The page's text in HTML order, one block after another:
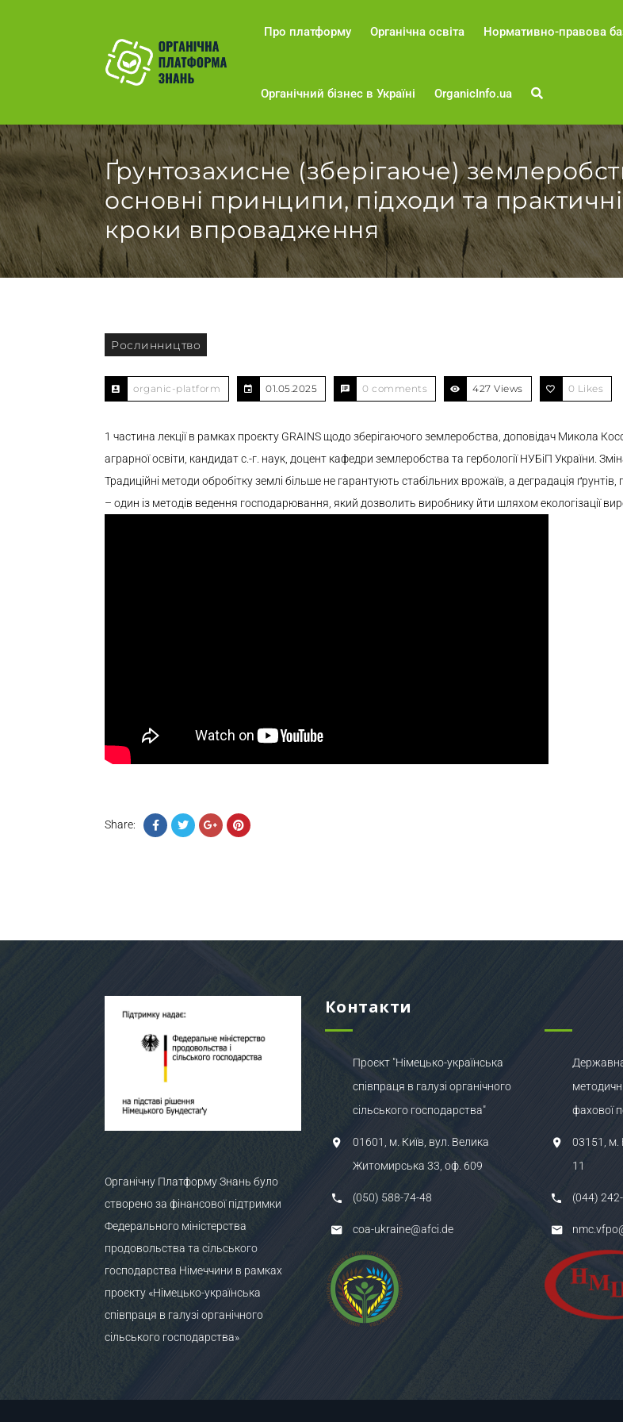
Про платформу Органічна освіта Нормативно-правова
Органічний бізнес в Україні OrganicInfo.ua
Ґрунтозахисне (зберігаюче)
основні принципи, підходи та практичні
кроки впровадження
Рослинництво
organic-platform 01.05.2025 0 comments 427 Views 0 Likes
1 частина лекції в рамках проєкту GRAINS щодо зберігаючого землеробства, доповідач Микола
аграрної освіти, кандидат с.-г. наук, доцент кафедри землеробства та гербології НУБіП України.
Традиційні методи обробітку землі більше не гарантують стабільних врожаїв, а деградація
– один із методів ведення господарювання, який дозволить виробнику йти шляхом екологізації
Share:
Органічну Платформу Знань було
створено за фінансової підтримки
Федерального міністерства
продовольства та сільського
господарства Німеччини в рамках
проєкту «Німецько-українська
співпраця в галузі органічного
сільського господарства»
Контакти
Проєкт "Німецько-українська
співпраця в галузі органічного
сільського господарства"
01601, м. Київ, вул. Велика
Житомирська 33, оф. 609
(050) 588-74-48
coa-ukraine@afci.de
фахової
03151, м.
11
(044)